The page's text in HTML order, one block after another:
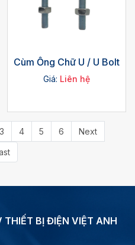
Cùm Ống Chữ U / U Bolt
Giá: Liên hệ
3 4 5 6 Next
THIẾT BỊ ĐIỆN VIỆT ANH